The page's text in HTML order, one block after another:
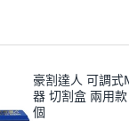
豪割達人 可調式
器 切割盒 兩用
個